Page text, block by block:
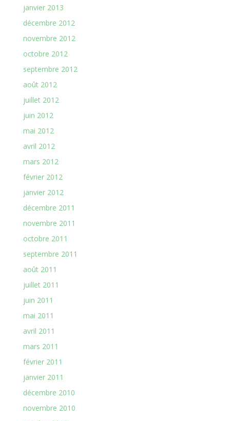
janvier 2013
décembre 2012
novembre 2012
octobre 2012
septembre 2012
août 2012
juillet 2012
juin 2012
mai 2012
avril 2012
mars 2012
février 2012
janvier 2012
décembre 2011
novembre 2011
octobre 2011
septembre 2011
août 2011
juillet 2011
juin 2011
mai 2011
avril 2011
mars 2011
février 2011
janvier 2011
décembre 2010
novembre 2010